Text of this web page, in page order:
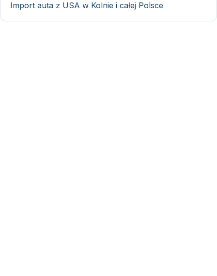
Import auta z USA w Kolnie i całej Polsce